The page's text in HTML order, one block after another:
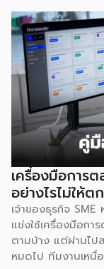
การลงทุนที่น่าสนใ
ประสิทธิภาพ เหตุผ
และพร้อมนำไปใช้ทั
ได้อย่างดีที่สุด เนื่
ลองถูกเอง ระบบแ
สำเร็จมาแล้วโดย
โครงสร้างร้านต
อีกทั้งยังมีทีมงานค
เปิดร้านจริง ทำให้
สินค้าและบริการให้
ประการต่อมาคือ แ
แล้ว การซื้อแฟรนไ
รู้จักในตลาด ส่งผล
เปิดทำการ นอกจา
ประชาสัมพันธ์ และ
ผู้ลงทุนประหยัดงบ
ให้กับผู้บริโภคได้อ
เครื่องมือการ
อย่างไรไม่ให้
เจ้าของธุรกิจ
แข่งใช้เครื่องมือก
ตามบ้าง แต่ผ่านไป
หมดไป ทีมงานเห